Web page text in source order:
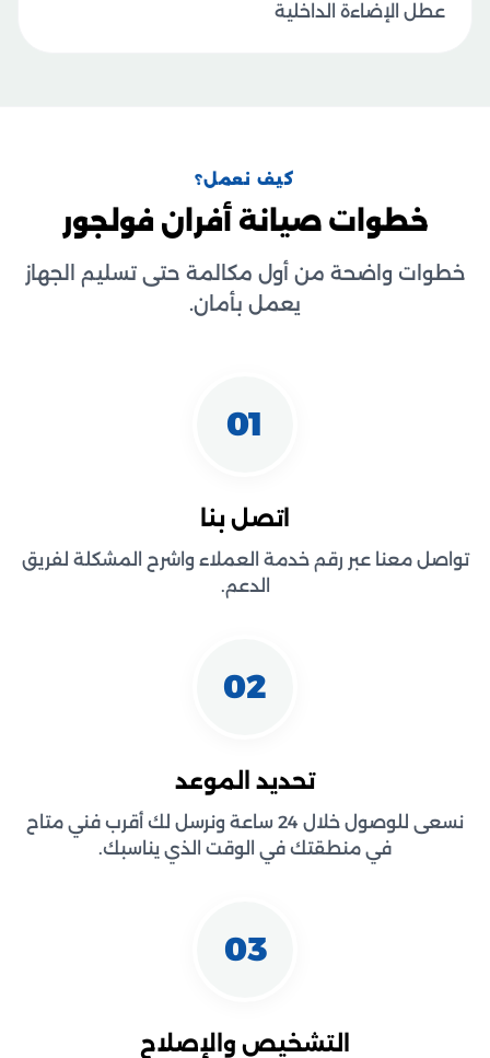
عطل الإضاءة الداخلية
كيف نعمل؟
خطوات صيانة أفران فولجور
خطوات واضحة من أول مكالمة حتى تسليم الجهاز
يعمل بأمان.
01
اتصل بنا
تواصل معنا عبر رقم خدمة العملاء واشرح المشكلة لفريق
الدعم.
02
تحديد الموعد
نسعى للوصول خلال 24 ساعة ونرسل لك أقرب فني متاح
في منطقتك في الوقت الذي يناسبك.
03
التشخيص والإصلاح